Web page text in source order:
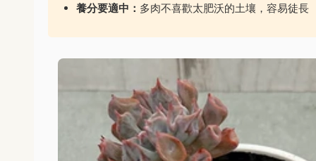
養分要適中： 多肉不喜歡太肥沃的土壤，容易徒長